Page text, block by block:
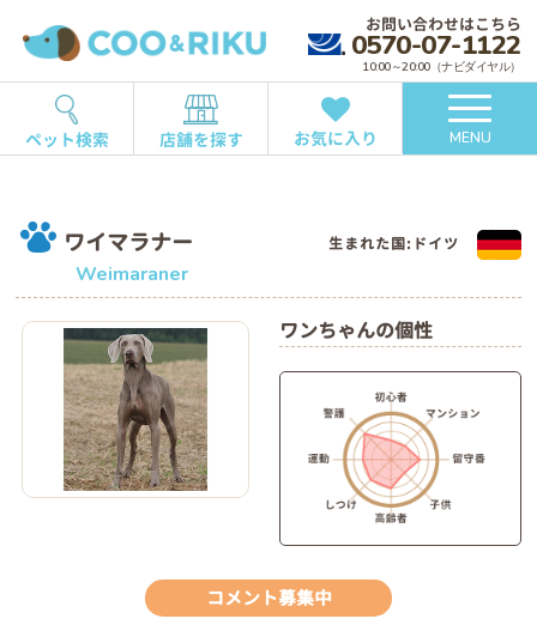
お問い合わせはこちら
0570-07-1122
10:00～20:00（ナビダイヤル）
ペット検索 店舗を探す お気に入り MENU
ワイマラナー
Weimaraner
生まれた国:ドイツ
ワンちゃんの個性
コメント募集中